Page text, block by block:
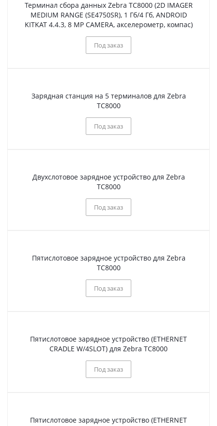
Терминал сбора данных Zebra TC8000 (2D IMAGER
MEDIUM RANGE (SE4750SR), 1 Гб/4 Гб, ANDROID
KITKAT 4.4.3, 8 MP CAMERA, акселерометр, компас)
Под заказ
Зарядная станция на 5 терминалов для Zebra
TC8000
Под заказ
Двухслотовое зарядное устройство для Zebra
TC8000
Под заказ
Пятислотовое зарядное устройство для Zebra
TC8000
Под заказ
Пятислотовое зарядное устройство (ETHERNET
CRADLE W/4SLOT) для Zebra TC8000
Под заказ
Пятислотовое зарядное устройство (ETHERNET